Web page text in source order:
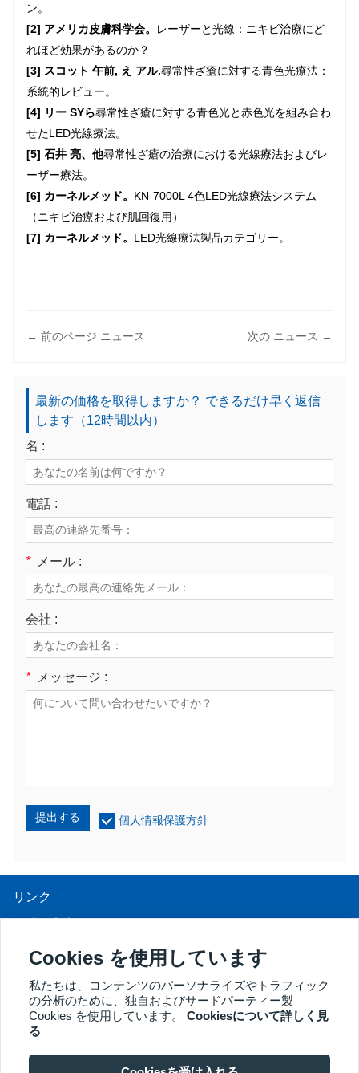
ン。
[2] アメリカ皮膚科学会。
レーザーと光線：ニキビ治療にど
れほど効果があるのか​​？
[3] スコット 午前, え アル.尋常性ざ瘡に対する青色光療法：
系統的レビュー。
[4] リー SYら尋常性ざ瘡に対する青色光と赤色光を組み合わ
せたLED光線療法。
[5] 石井 亮、他尋常性ざ瘡の治療における光線療法およびレ
ーザー療法。
[6] カーネルメッド。 KN-7000L 4色LED光線療法システム
（ニキビ治療および肌回復用）
[7] カーネルメッド。 LED光線療法製品カテゴリー。
← 前のページ ニュース 次の ニュース →
最新の価格を取得しますか？ できるだけ早く返信
します（12時間以内）
名 :
電話 :
* メール :
会社 :
* メッセージ :
提出する 個人情報保護方針
リンク
UV光線療法
LEDライトセラピー
膣鏡
その他の製品
中国徐州市徐州経済開発区東山路2号 221004 JS。メールアドレ
Cookies を使用しています
私たちは、コンテンツのパーソナライズやトラフィック
の分析のために、独自およびサードパーティー製
Cookies を使用しています。 Cookiesについて詳しく見
る